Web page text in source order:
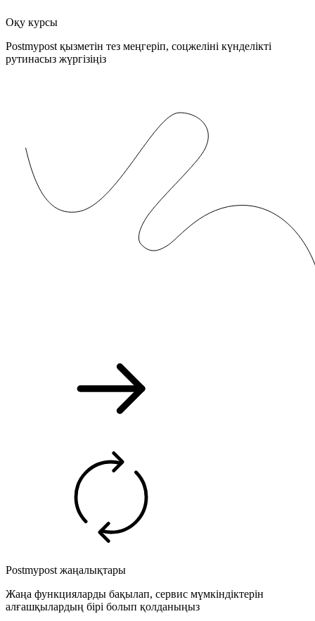
Оқу курсы
Postmypost қызметін тез меңгеріп, соцжеліні күнделікті
рутинасыз жүргізіңіз
Postmypost жаңалықтары
Жаңа функцияларды бақылап, сервис мүмкіндіктерін
алғашқылардың бірі болып қолданыңыз